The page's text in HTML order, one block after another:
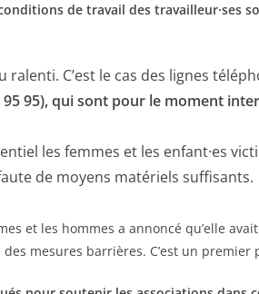
de travail des travailleur·ses
C’est le cas des lignes
95), qui sont pour le moment
les femmes et les enfant·es
de moyens matériels suffisants.
et les hommes a annoncé qu’elle
mesures barrières. C’est un premier